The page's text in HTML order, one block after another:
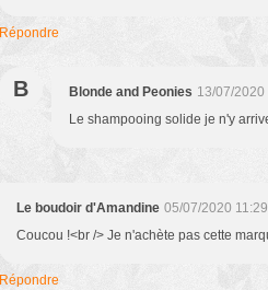
Répondre
B Blonde and Peonies 13/07/2020
Le shampooing solide je n'y
Le boudoir d'Amandine 05/07/2020 11:29
Coucou !<br /> Je n'achète pas cette
Répondre